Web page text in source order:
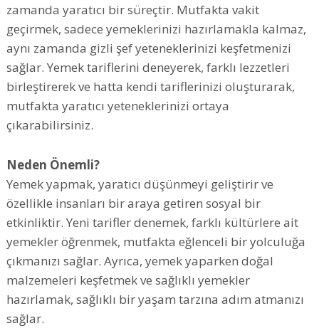
zamanda yaratıcı bir süreçtir. Mutfakta vakit
geçirmek, sadece yemeklerinizi hazırlamakla kalmaz,
aynı zamanda gizli şef yeteneklerinizi keşfetmenizi
sağlar. Yemek tariflerini deneyerek, farklı lezzetleri
birleştirerek ve hatta kendi tariflerinizi oluşturarak,
mutfakta yaratıcı yeteneklerinizi ortaya
çıkarabilirsiniz.
Neden Önemli?
Yemek yapmak, yaratıcı düşünmeyi geliştirir ve
özellikle insanları bir araya getiren sosyal bir
etkinliktir. Yeni tarifler denemek, farklı kültürlere ait
yemekler öğrenmek, mutfakta eğlenceli bir yolculuğa
çıkmanızı sağlar. Ayrıca, yemek yaparken doğal
malzemeleri keşfetmek ve sağlıklı yemekler
hazırlamak, sağlıklı bir yaşam tarzına adım atmanızı
sağlar.